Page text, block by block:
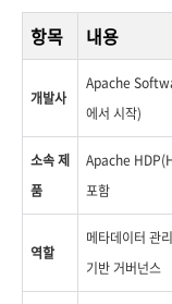
항목 내용
개발사
Apache
에서 시작)
소속 제
품
Apache
포함
역할
메타데이터 관
기반 거버넌스